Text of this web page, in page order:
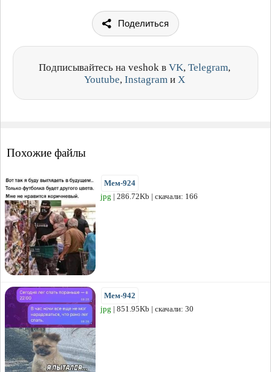
Поделиться
Подписывайтесь на veshok в VK, Telegram,
Youtube, Instagram и X
Похожие файлы
Мем-924
jpg | 286.72Kb | скачали: 166
Мем-942
jpg | 851.95Kb | скачали: 30